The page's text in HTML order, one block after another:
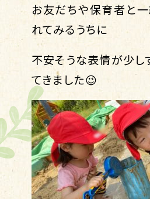
お友だちや保育者と
れてみるうちに
不安そうな表情が少し
てきました😉